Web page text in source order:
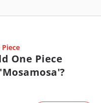
One Piece